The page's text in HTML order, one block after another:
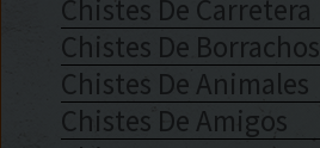
Chistes De Carretera
Chistes De Borrachos
Chistes De Animales
Chistes De Amigos